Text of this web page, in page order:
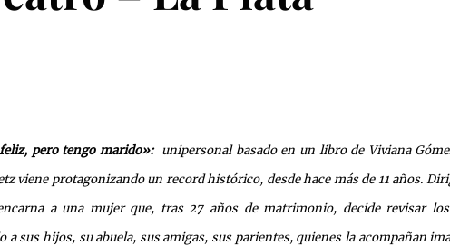
pero tengo marido»: unipersonal basado en un libro de Viviana
viene protagonizando un record histórico, desde hace más de 11 años.
a una mujer que, tras 27 años de matrimonio, decide revisar
a sus hijos, su abuela, sus amigas, sus parientes, quienes la acompañan